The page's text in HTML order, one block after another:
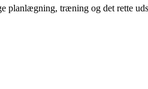
planlægning, træning og det rette